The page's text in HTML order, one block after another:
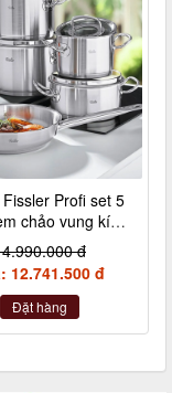
Profi set 5
chảo vung kính
in Germany
đ
12.741.500 đ
Đặt hàng